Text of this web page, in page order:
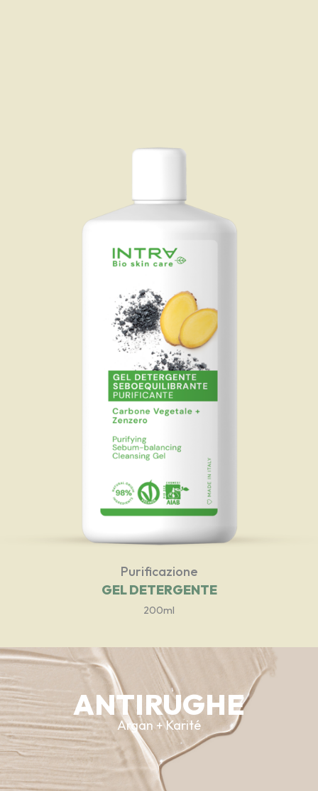
Purificazione
GEL DETERGENTE
200ml
ANTIRUGHE
Argan + Karité